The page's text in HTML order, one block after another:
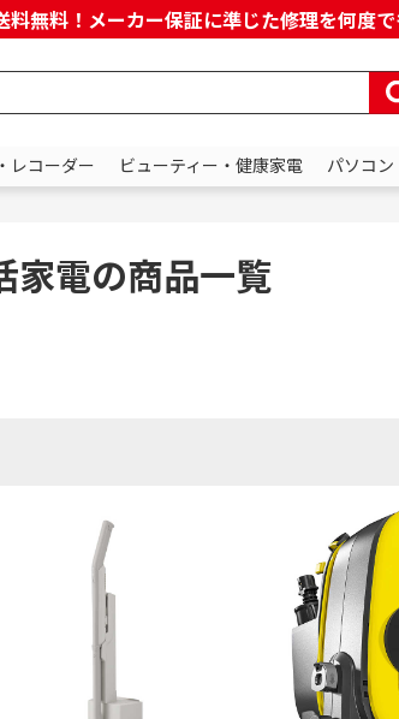
無料！メーカー保証に準じた修理を何度で
レコーダー ビューティー・健康家電 パソコ
家電の商品一覧